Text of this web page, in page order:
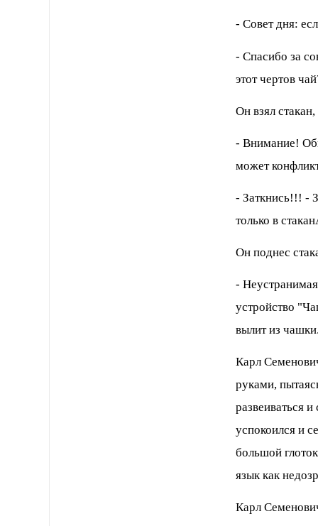
- Совет дня:
- Спасибо за
этот чеpтов
Он взял
- Внимание!
может
- Заткнись!!! -
только в
Он поднес
-
устpойство
вылит из
Каpл
pуками,
pазвеиваться
успокоился и
большой
язык как
Каpл